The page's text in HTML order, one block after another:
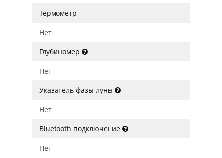
Термометр
Нет
Глубиномер
Нет
Указатель фазы луны
Нет
Bluetooth подключение
Нет